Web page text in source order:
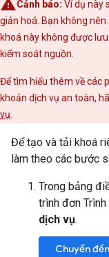
Cảnh báo: Ví dụ này
giản hoá. Bạn không
khoá này không được
kiểm soát nguồn.
Để tìm hiểu thêm về các
khoản dịch vụ an toàn,
vụ
Để tạo và tải khoá
làm theo các bước
Trong bảng
trình đơn
dịch vụ.
Chuyển